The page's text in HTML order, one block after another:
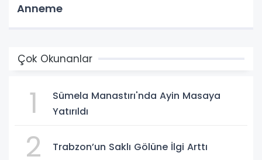
Anneme
Çok Okunanlar
1
Sümela Manastırı'nda Ayin Masaya
Yatırıldı
2 Trabzon’un Saklı Gölüne İlgi Arttı